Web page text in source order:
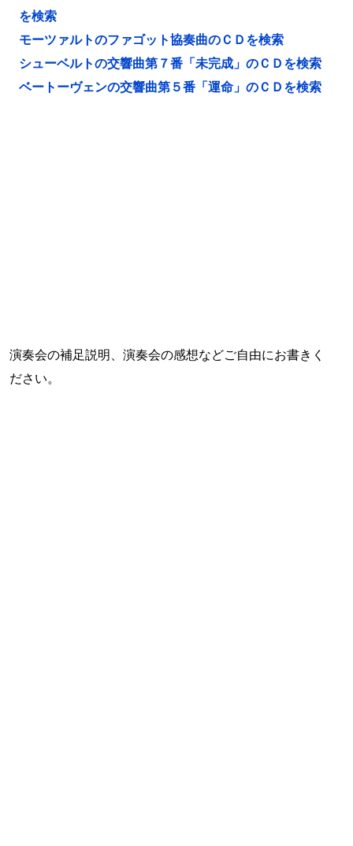
を検索
モーツァルトのファゴット協奏曲のＣＤを検索
シューベルトの交響曲第７番「未完成」のＣＤを検索
ベートーヴェンの交響曲第５番「運命」のＣＤを検索
演奏会の補足説明、演奏会の感想などご自由にお書きく
ださい。